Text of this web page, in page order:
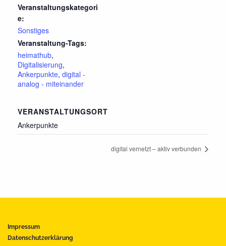
Veranstaltungskategori
e:
Sonstiges
Veranstaltung-Tags:
heimathub,
Digitalisierung,
Ankerpunkte, digital -
analog - miteinander
VERANSTALTUNGSORT
Ankerpunkte
digital vernetzt – aktiv verbunden
Impressum
Datenschutzerklärung